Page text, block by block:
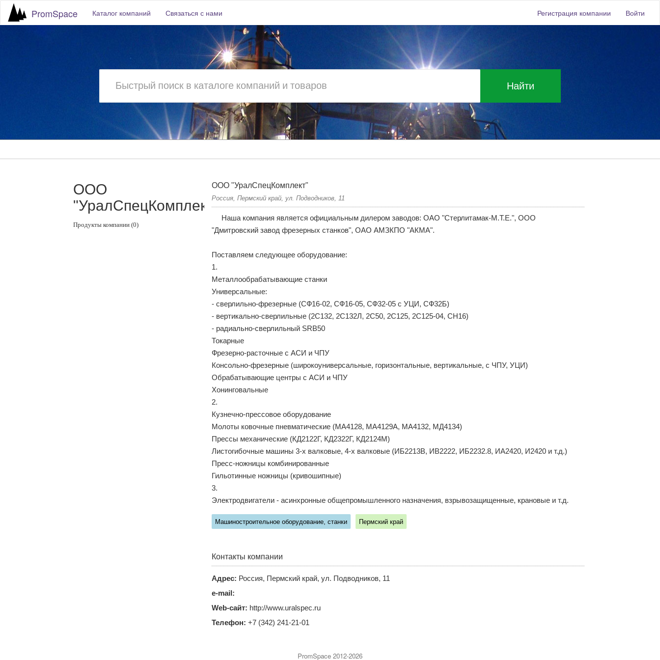
PromSpace Каталог компаний Связаться с нами Регистрация компании Войти
Найти
ООО
"УралСпецКомплект"
Продукты компании (0)
ООО "УралСпецКомплект"
Россия, Пермский край, ул. Подводников, 11
Наша компания является официальным дилером заводов: ОАО "Стерлитамак-М.Т.Е.", ООО
"Дмитровский завод фрезерных станков", ОАО АМЗКПО "АКМА".
Поставляем следующее оборудование:
1.
Металлообрабатывающие станки
Универсальные:
- сверлильно-фрезерные (СФ16-02, СФ16-05, СФ32-05 с УЦИ, СФ32Б)
- вертикально-сверлильные (2С132, 2С132Л, 2С50, 2С125, 2С125-04, СН16)
- радиально-сверлильный SRB50
Токарные
Фрезерно-расточные с АСИ и ЧПУ
Консольно-фрезерные (широкоуниверсальные, горизонтальные, вертикальные, с ЧПУ, УЦИ)
Обрабатывающие центры с АСИ и ЧПУ
Хонинговальные
2.
Кузнечно-прессовое оборудование
Молоты ковочные пневматические (МА4128, МА4129А, МА4132, МД4134)
Прессы механические (КД2122Г, КД2322Г, КД2124М)
Листогибочные машины 3-х валковые, 4-х валковые (ИБ2213В, ИВ2222, ИБ2232.8, ИА2420, И2420 и т.д.)
Пресс-ножницы комбинированные
Гильотинные ножницы (кривошипные)
3.
Электродвигатели - асинхронные общепромышленного назначения, взрывозащищенные, крановые и т.д.
Машиностроительное оборудование, станки Пермский край
Контакты компании
Адрес: Россия, Пермский край, ул. Подводников, 11
e-mail:
Web-сайт: http://www.uralspec.ru
Телефон: +7 (342) 241-21-01
PromSpace 2012-2026